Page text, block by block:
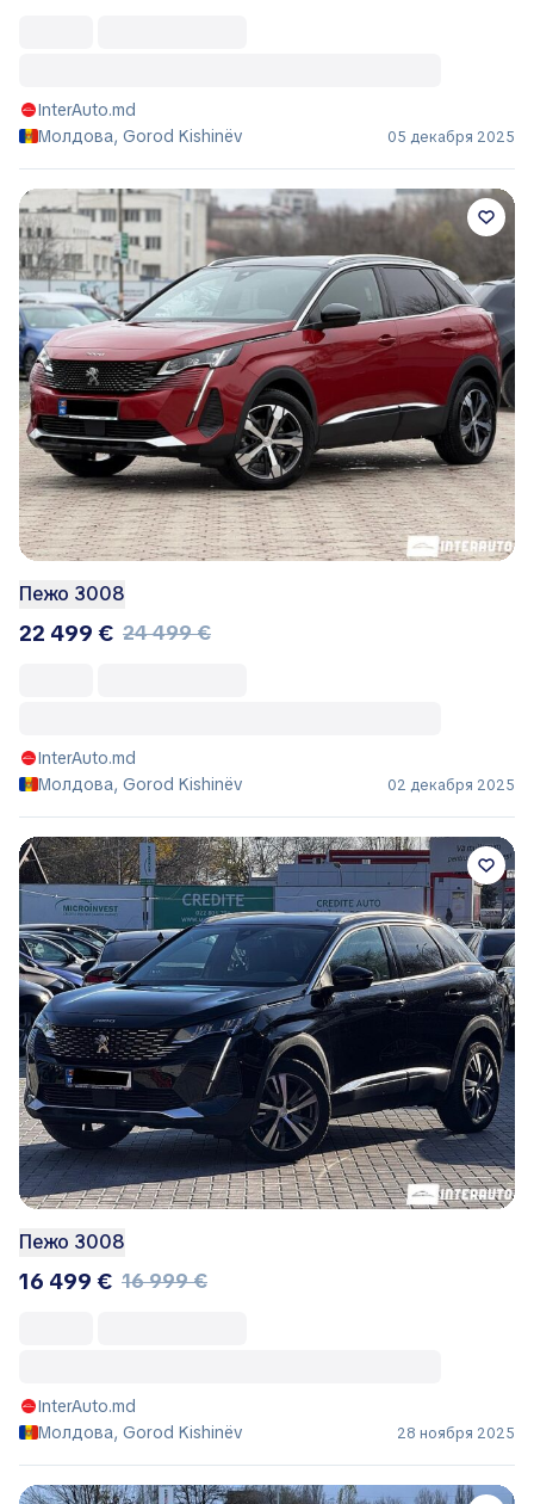
InterAuto.md
Молдова, Gorod Kishinëv
05 декабря 2025
Пежо 3008
22 499 € 24 499 €
InterAuto.md
Молдова, Gorod Kishinëv
02 декабря 2025
Пежо 3008
16 499 € 16 999 €
InterAuto.md
Молдова, Gorod Kishinëv
28 ноября 2025